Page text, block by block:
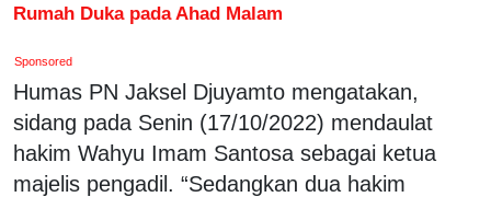
Rumah Duka pada Ahad Malam
Sponsored
Humas PN Jaksel Djuyamto mengatakan,
sidang pada Senin (17/10/2022) mendaulat
hakim Wahyu Imam Santosa sebagai ketua
majelis pengadil. “Sedangkan dua hakim